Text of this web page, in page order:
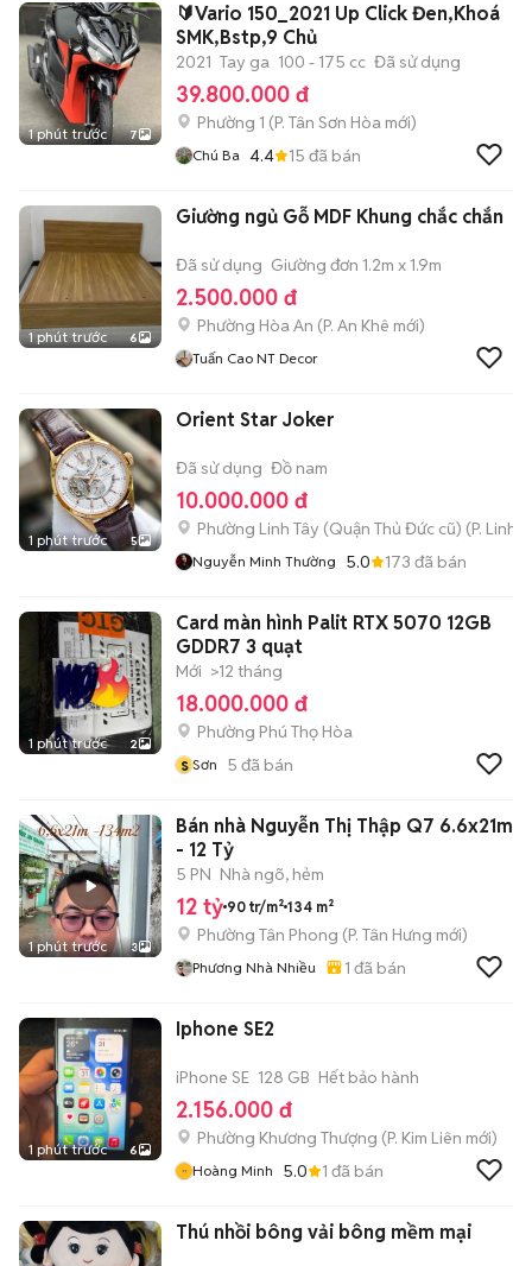
1 phút trước 7
🔰Vario 150_2021 Up Click Đen,Khoá
SMK,Bstp,9 Chủ
2021 Tay ga 100 - 175 cc Đã sử dụng
39.800.000 đ
Phường 1 (P. Tân Sơn Hòa mới)
Chú Ba 4.4 15 đã bán
1 phút trước 6
Giường ngủ Gỗ MDF Khung chắc chắn
Đã sử dụng Giường đơn 1.2m x 1.9m
2.500.000 đ
Phường Hòa An (P. An Khê mới)
Tuấn Cao NT Decor
1 phút trước 5
Orient Star Joker
Đã sử dụng Đồ nam
10.000.000 đ
Phường Linh Tây (Quận Thủ Đức cũ) (P. Linh
Nguyễn Minh Thường 5.0 173 đã bán
1 phút trước 2
Card màn hình Palit RTX 5070 12GB
GDDR7 3 quạt
Mới >12 tháng
18.000.000 đ
Phường Phú Thọ Hòa
s Sơn 5 đã bán
1 phút trước 3
Bán nhà Nguyễn Thị Thập Q7 6.6x21m
- 12 Tỷ
5 PN Nhà ngõ, hẻm
12 tỷ 90 tr/m² 134 m²
Phường Tân Phong (P. Tân Hưng mới)
Phương Nhà Nhiều 1 đã bán
1 phút trước 6
Iphone SE2
iPhone SE 128 GB Hết bảo hành
2.156.000 đ
Phường Khương Thượng (P. Kim Liên mới)
Hoàng Minh 5.0 1 đã bán
Thú nhồi bông vải bông mềm mại